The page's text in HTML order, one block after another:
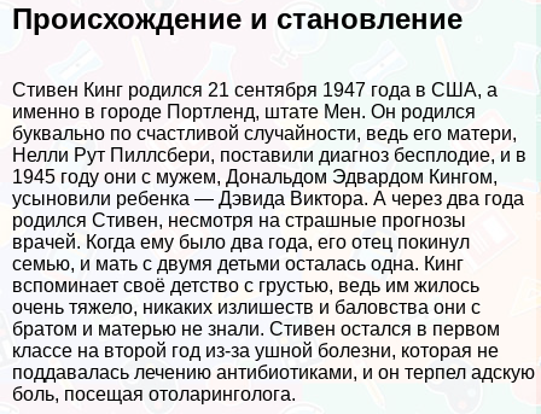
Происхождение и становление
Стивен Кинг родился 21 сентября 1947 года в США, а
именно в городе Портленд, штате Мен. Он родился
буквально по счастливой случайности, ведь его матери,
Нелли Рут Пиллсбери, поставили диагноз бесплодие, и в
1945 году они с мужем, Дональдом Эдвардом Кингом,
усыновили ребенка — Дэвида Виктора. А через два года
родился Стивен, несмотря на страшные прогнозы
врачей. Когда ему было два года, его отец покинул
семью, и мать с двумя детьми осталась одна. Кинг
вспоминает своё детство с грустью, ведь им жилось
очень тяжело, никаких излишеств и баловства они с
братом и матерью не знали. Стивен остался в первом
классе на второй год из-за ушной болезни, которая не
поддавалась лечению антибиотиками, и он терпел адскую
боль, посещая отоларинголога.